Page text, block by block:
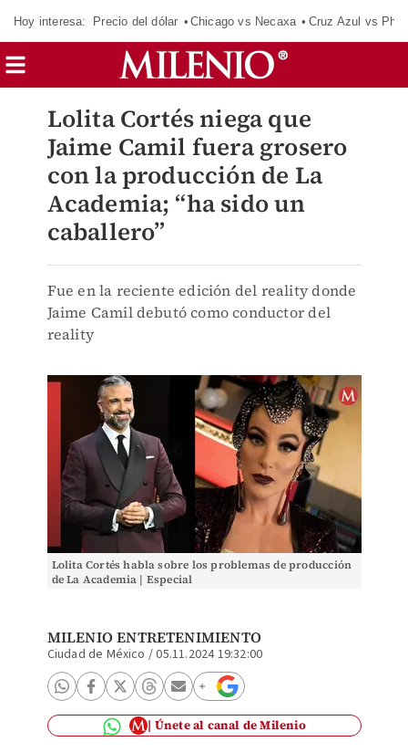
Hoy interesa: Precio del dólar Chicago vs Necaxa Cruz Azul vs
Lolita Cortés niega que
Jaime Camil fuera grosero
con la producción de La
Academia; “ha sido un
caballero”
Fue en la reciente edición del reality donde
Jaime Camil debutó como conductor del
reality
Lolita Cortés habla sobre los problemas de producción
de La Academia | Especial
MILENIO ENTRETENIMIENTO
Ciudad de México /05.11.2024 19:32:00
Únete al canal de Milenio